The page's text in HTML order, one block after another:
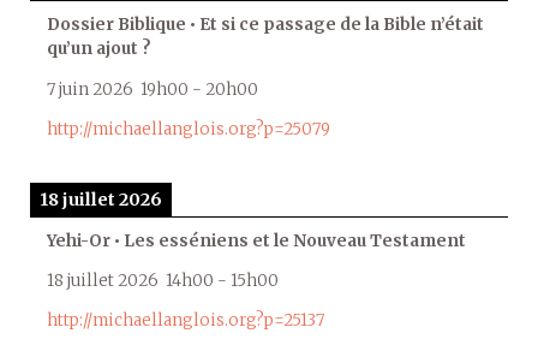
Dossier Biblique • Et si ce passage de la Bible n’était
qu’un ajout ?
7 juin 2026 19h00 - 20h00
http://michaellanglois.org?p=25079
18 juillet 2026
Yehi-Or • Les esséniens et le Nouveau Testament
18 juillet 2026 14h00 - 15h00
http://michaellanglois.org?p=25137